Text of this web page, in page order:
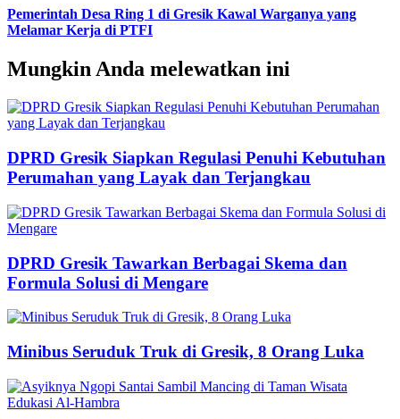
Pemerintah Desa Ring 1 di Gresik Kawal Warganya yang
Melamar Kerja di PTFI
Mungkin Anda melewatkan ini
DPRD Gresik Siapkan Regulasi Penuhi Kebutuhan
Perumahan yang Layak dan Terjangkau
DPRD Gresik Tawarkan Berbagai Skema dan
Formula Solusi di Mengare
Minibus Seruduk Truk di Gresik, 8 Orang Luka